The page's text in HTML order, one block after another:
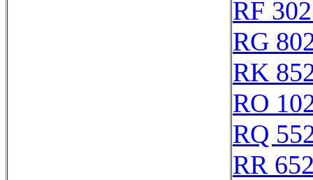
RF
RG
RK
RO
RQ
RR